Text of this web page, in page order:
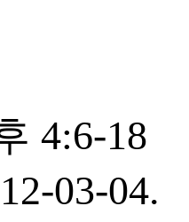
4:6-18
03-04.